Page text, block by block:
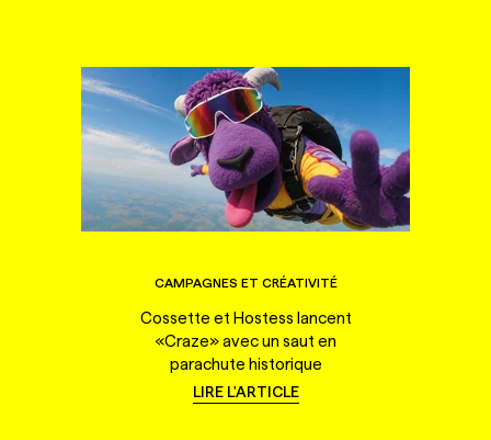
CAMPAGNES ET CRÉATIVITÉ
Cossette et Hostess lancent
«Craze» avec un saut en
parachute historique
LIRE L'ARTICLE